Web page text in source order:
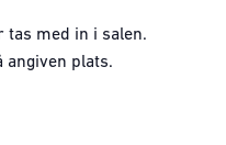
tas med in i salen.
angiven plats.